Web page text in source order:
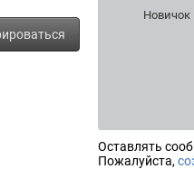
Новичок
Оставлять
Пожалуйста,